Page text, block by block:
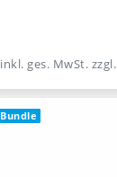
inkl. ges. MwSt. zzgl.
Bundle